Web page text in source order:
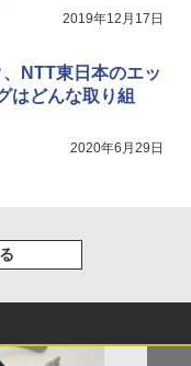
2019年12月17日
NTT東日本のエッ
はどんな取り組
2020年6月29日